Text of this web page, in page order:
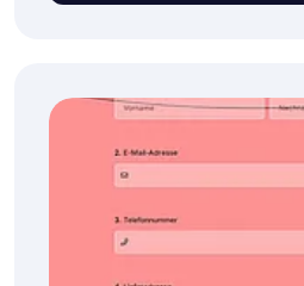
in einer digitalen,
präsentieren und zu
NFT-Bestellformular
NFT-Anfragen ganz einfach